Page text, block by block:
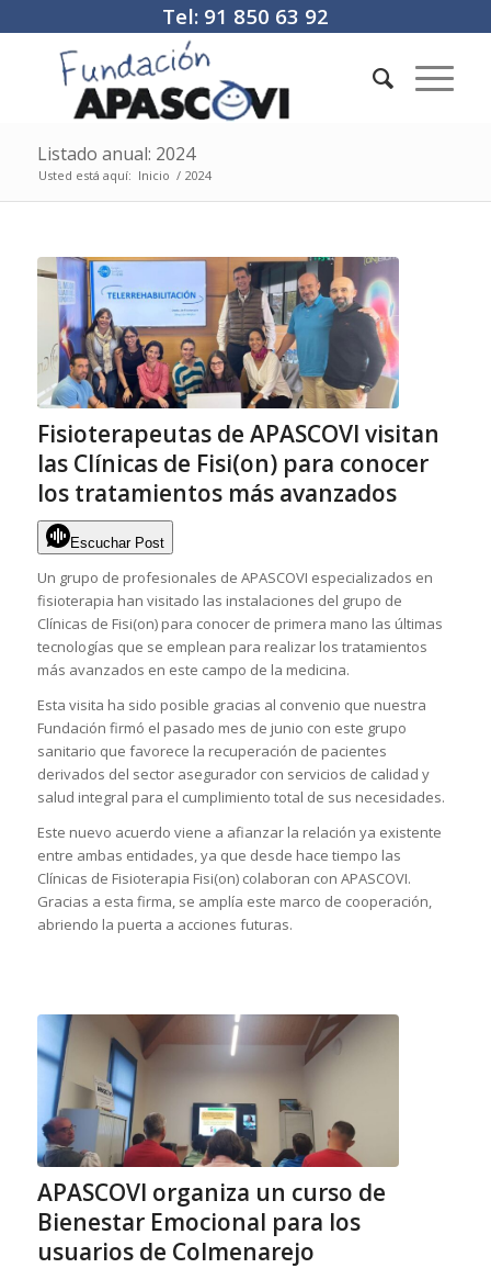
Tel: 91 850 63 92
Listado anual: 2024
Usted está aquí: Inicio / 2024
Fisioterapeutas de APASCOVI visitan
las Clínicas de Fisi(on) para conocer
los tratamientos más avanzados
Escuchar Post
Un grupo de profesionales de APASCOVI especializados en
fisioterapia han visitado las instalaciones del grupo de
Clínicas de Fisi(on) para conocer de primera mano las últimas
tecnologías que se emplean para realizar los tratamientos
más avanzados en este campo de la medicina.
Esta visita ha sido posible gracias al convenio que nuestra
Fundación firmó el pasado mes de junio con este grupo
sanitario que favorece la recuperación de pacientes
derivados del sector asegurador con servicios de calidad y
salud integral para el cumplimiento total de sus necesidades.
Este nuevo acuerdo viene a afianzar la relación ya existente
entre ambas entidades, ya que desde hace tiempo las
Clínicas de Fisioterapia Fisi(on) colaboran con APASCOVI.
Gracias a esta firma, se amplía este marco de cooperación,
abriendo la puerta a acciones futuras.
APASCOVI organiza un curso de
Bienestar Emocional para los
usuarios de Colmenarejo